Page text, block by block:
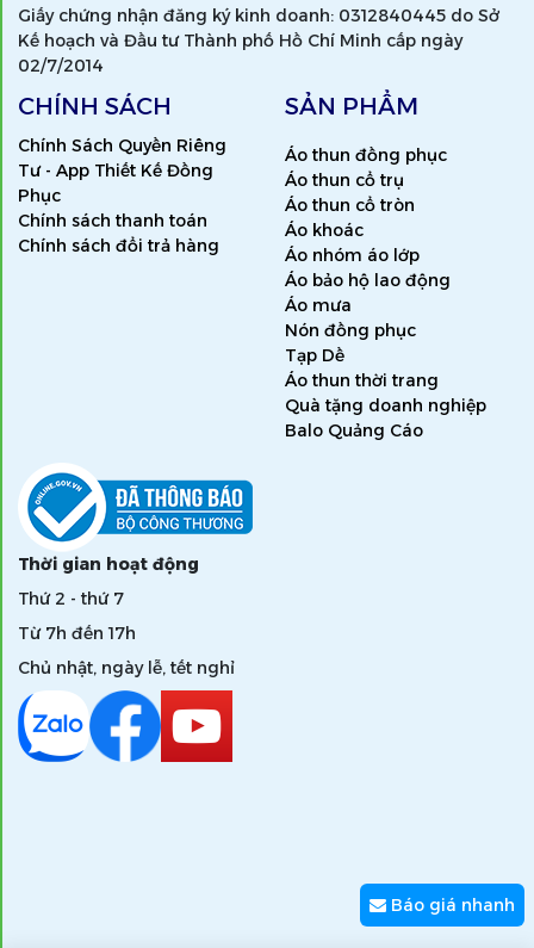
Giấy chứng nhận đăng ký kinh doanh: 0312840445 do Sở
Kế hoạch và Đầu tư Thành phố Hồ Chí Minh cấp ngày
02/7/2014
CHÍNH SÁCH
Chính Sách Quyền Riêng
Tư - App Thiết Kế Đồng
Phục
Chính sách thanh toán
Chính sách đổi trả hàng
SẢN PHẨM
Áo thun đồng phục
Áo thun cổ trụ
Áo thun cổ tròn
Áo khoác
Áo nhóm áo lớp
Áo bảo hộ lao động
Áo mưa
Nón đồng phục
Tạp Dề
Áo thun thời trang
Quà tặng doanh nghiệp
Balo Quảng Cáo
Thời gian hoạt động
Thứ 2 - thứ 7
Từ 7h đến 17h
Chủ nhật, ngày lễ, tết nghỉ
Báo giá nhanh